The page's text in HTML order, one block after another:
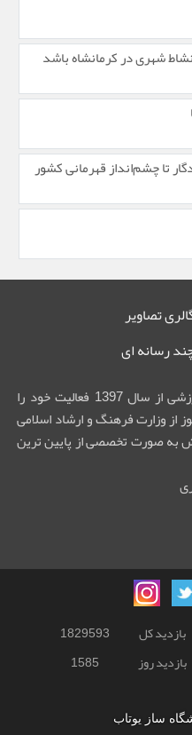
شهری در کرمانشاه باشد
تا چشم‌انداز قهرمانی کشور
تصاویر
رسانه ای
خوربران به عنوان رسانه تخصصی ورزشی از سال 1397 فعالیت خود را
از وزارت فرهنگ و ارشاد اسلامی
به صورت تخصصی از پایین ترین
بازدید کل
1829593
بازدید روز 1585
ساز یوتاب